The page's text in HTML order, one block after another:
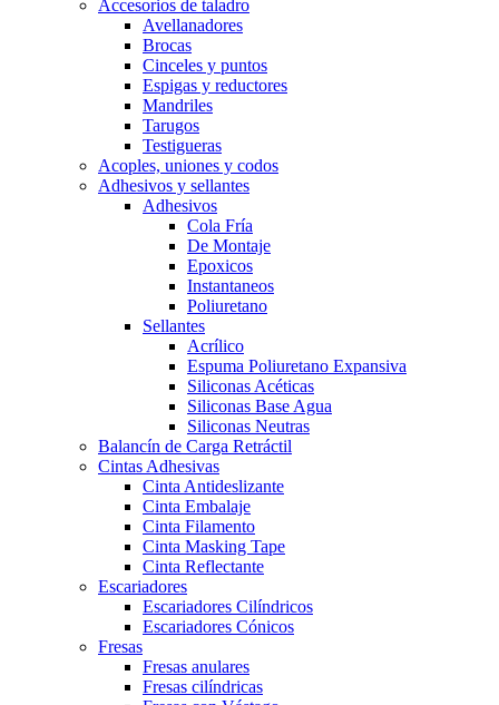
Accesorios de taladro
Avellanadores
Brocas
Cinceles y puntos
Espigas y reductores
Mandriles
Tarugos
Testigueras
Acoples, uniones y codos
Adhesivos y sellantes
Adhesivos
Cola Fría
De Montaje
Epoxicos
Instantaneos
Poliuretano
Sellantes
Acrílico
Espuma Poliuretano Expansiva
Siliconas Acéticas
Siliconas Base Agua
Siliconas Neutras
Balancín de Carga Retráctil
Cintas Adhesivas
Cinta Antideslizante
Cinta Embalaje
Cinta Filamento
Cinta Masking Tape
Cinta Reflectante
Escariadores
Escariadores Cilíndricos
Escariadores Cónicos
Fresas
Fresas anulares
Fresas cilíndricas